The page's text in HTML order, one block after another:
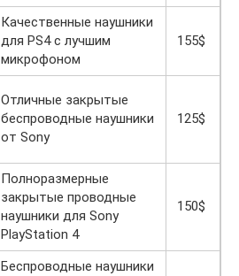
Качественные наушники
для PS4 с лучшим
микрофоном
155$
Отличные закрытые
беспроводные наушники
от Sony
125$
Полноразмерные
закрытые проводные
наушники для Sony
PlayStation 4
150$
Беспроводные наушники